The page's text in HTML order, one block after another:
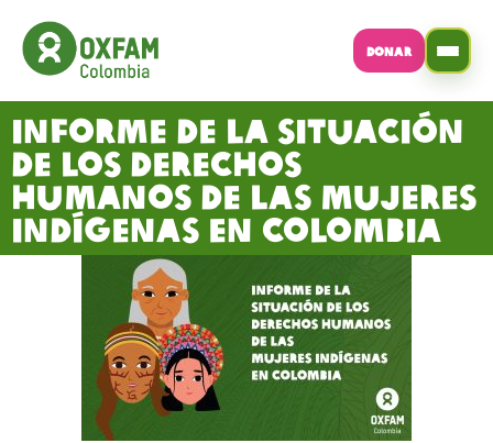
DONAR
Informe de la Situación
de los Derechos
Humanos de las Mujeres
Indígenas en Colombia